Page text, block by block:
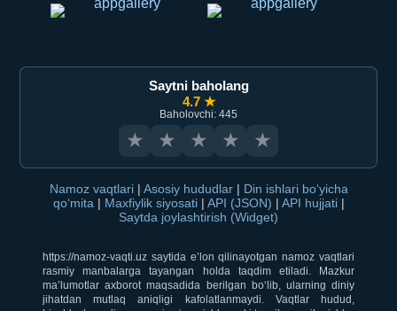
Saytni baholang
4.7 ★
Baholovchi: 445
★ ★ ★ ★ ★
Namoz vaqtlari | Asosiy hududlar | Din ishlari bo‘yicha
qo‘mita | Maxfiylik siyosati | API (JSON) | API hujjati |
Saytda joylashtirish (Widget)
https://namoz-vaqti.uz saytida e’lon qilinayotgan namoz vaqtlari
rasmiy manbalarga tayangan holda taqdim etiladi. Mazkur
ma’lumotlar axborot maqsadida berilgan bo‘lib, ularning diniy
jihatdan mutlaq aniqligi kafolatlanmaydi. Vaqtlar hudud,